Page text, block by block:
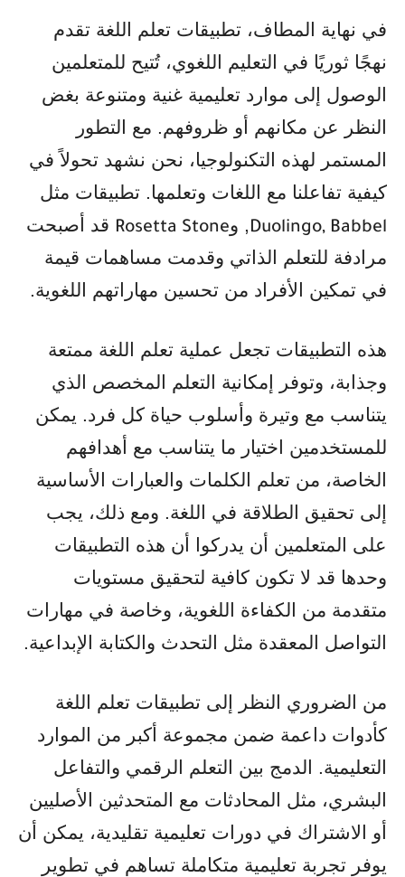
في نهاية المطاف، تطبيقات تعلم اللغة تقدم
نهجًا ثوريًا في التعليم اللغوي، تُتيح للمتعلمين
الوصول إلى موارد تعليمية غنية ومتنوعة بغض
النظر عن مكانهم أو ظروفهم. مع التطور
المستمر لهذه التكنولوجيا، نحن نشهد تحولاً في
كيفية تفاعلنا مع اللغات وتعلمها. تطبيقات مثل
Duolingo, Babbel, وRosetta Stone قد أصبحت
مرادفة للتعلم الذاتي وقدمت مساهمات قيمة
في تمكين الأفراد من تحسين مهاراتهم اللغوية.
هذه التطبيقات تجعل عملية تعلم اللغة ممتعة
وجذابة، وتوفر إمكانية التعلم المخصص الذي
يتناسب مع وتيرة وأسلوب حياة كل فرد. يمكن
للمستخدمين اختيار ما يتناسب مع أهدافهم
الخاصة، من تعلم الكلمات والعبارات الأساسية
إلى تحقيق الطلاقة في اللغة. ومع ذلك، يجب
على المتعلمين أن يدركوا أن هذه التطبيقات
وحدها قد لا تكون كافية لتحقيق مستويات
متقدمة من الكفاءة اللغوية، وخاصة في مهارات
التواصل المعقدة مثل التحدث والكتابة الإبداعية.
من الضروري النظر إلى تطبيقات تعلم اللغة
كأدوات داعمة ضمن مجموعة أكبر من الموارد
التعليمية. الدمج بين التعلم الرقمي والتفاعل
البشري، مثل المحادثات مع المتحدثين الأصليين
أو الاشتراك في دورات تعليمية تقليدية، يمكن أن
يوفر تجربة تعليمية متكاملة تساهم في تطوير